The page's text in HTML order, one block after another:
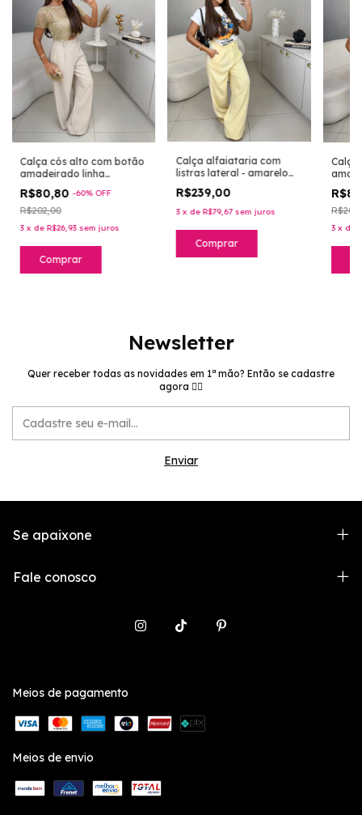
Calça cós alto com botão
amadeirado linha
R$80,80-60% OFF
R$202,00
3 x de R$26,93 sem juros
Comprar
Calça alfaiataria com
listras lateral - amarelo
manteiga
R$239,00
3 x de R$79,67 sem juros
Comprar
Calça
3 x de
Newsletter
Quer receber todas as novidades em 1ª mão? Então se cadastre
agora 👉🏻
Se apaixone
Fale conosco
Meios de pagamento
Meios de envio